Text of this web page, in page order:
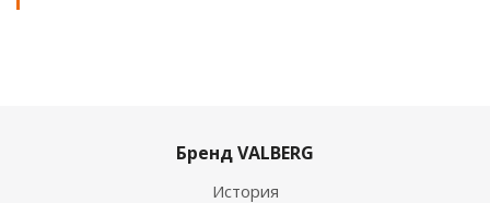
Бренд VALBERG
История